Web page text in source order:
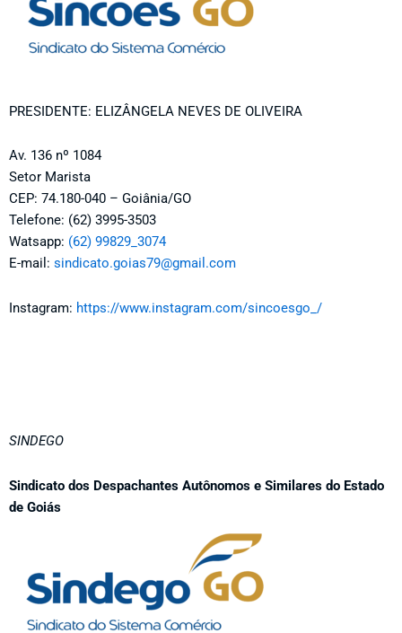
PRESIDENTE: ELIZÂNGELA NEVES DE OLIVEIRA
Av. 136 nº 1084
Setor Marista
CEP: 74.180-040 – Goiânia/GO
Telefone: (62) 3995-3503
Watsapp: (62) 99829_3074
E-mail: sindicato.goias79@gmail.com
Instagram: https://www.instagram.com/sincoesgo_/
SINDEGO
Sindicato dos Despachantes Autônomos e Similares do Estado
de Goiás